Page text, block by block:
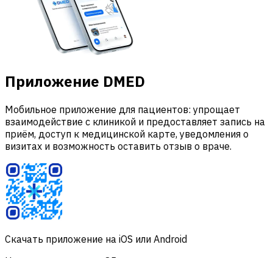
Приложение DMED
Мобильное приложение для пациентов: упрощает
взаимодействие с клиникой и предоставляет запись на
приём, доступ к медицинской карте, уведомления о
визитах и возможность оставить отзыв о враче.
Скачать приложение на iOS или Android